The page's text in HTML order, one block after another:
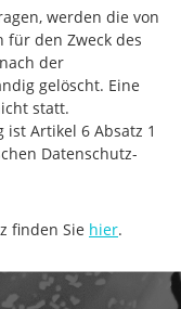
werden die von
für den Zweck des
der
gelöscht. Eine
statt.
Artikel 6 Absatz 1
Datenschutz-
finden Sie hier.